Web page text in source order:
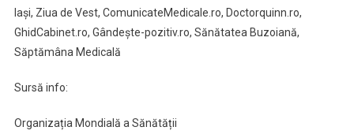
Iași, Ziua de Vest, ComunicateMedicale.ro, Doctorquinn.ro,
GhidCabinet.ro, Gândește-pozitiv.ro, Sănătatea Buzoiană,
Săptămâna Medicală
Sursă info:
Organizația Mondială a Sănătății